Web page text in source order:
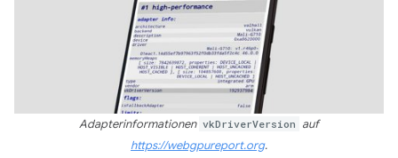
Adapterinformationen vkDriverVersion auf
https://webgpureport.org.